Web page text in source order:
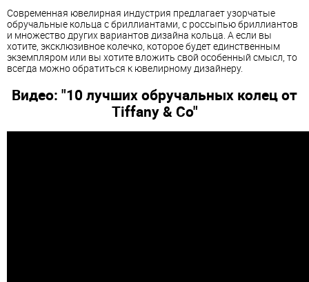
Современная ювелирная индустрия предлагает узорчатые
обручальные кольца с бриллиантами, с россыпью бриллиантов
и множество других вариантов дизайна кольца. А если вы
хотите, эксклюзивное колечко, которое будет единственным
экземпляром или вы хотите вложить свой особенный смысл, то
всегда можно обратиться к ювелирному дизайнеру.
Видео: "10 лучших обручальных колец от
Tiffany & Co"